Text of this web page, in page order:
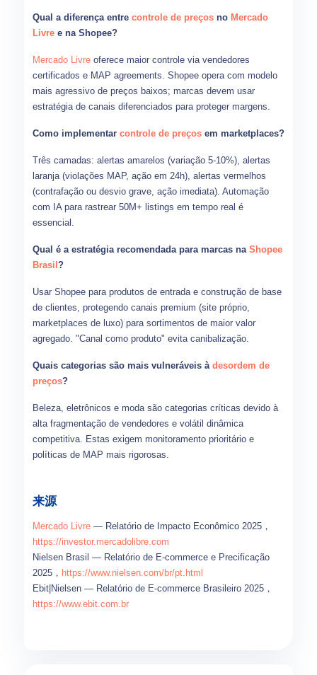
Qual a diferença entre controle de preços no Mercado
Livre e na Shopee?
Mercado Livre oferece maior controle via vendedores
certificados e MAP agreements. Shopee opera com modelo
mais agressivo de preços baixos; marcas devem usar
estratégia de canais diferenciados para proteger margens.
Como implementar controle de preços em marketplaces?
Três camadas: alertas amarelos (variação 5-10%), alertas
laranja (violações MAP, ação em 24h), alertas vermelhos
(contrafação ou desvio grave, ação imediata). Automação
com IA para rastrear 50M+ listings em tempo real é
essencial.
Qual é a estratégia recomendada para marcas na Shopee
Brasil ?
Usar Shopee para produtos de entrada e construção de base
de clientes, protegendo canais premium (site próprio,
marketplaces de luxo) para sortimentos de maior valor
agregado. "Canal como produto" evita canibalização.
Quais categorias são mais vulneráveis à desordem de
preços?
Beleza, eletrônicos e moda são categorias críticas devido à
alta fragmentação de vendedores e volátil dinâmica
competitiva. Estas exigem monitoramento prioritário e
políticas de MAP mais rigorosas.
来源
Mercado Livre — Relatório de Impacto Econômico 2025，
https://investor.mercadolibre.com
Nielsen Brasil — Relatório de E-commerce e Precificação
2025， https://www.nielsen.com/br/pt.html
Ebit|Nielsen — Relatório de E-commerce Brasileiro 2025，
https://www.ebit.com.br